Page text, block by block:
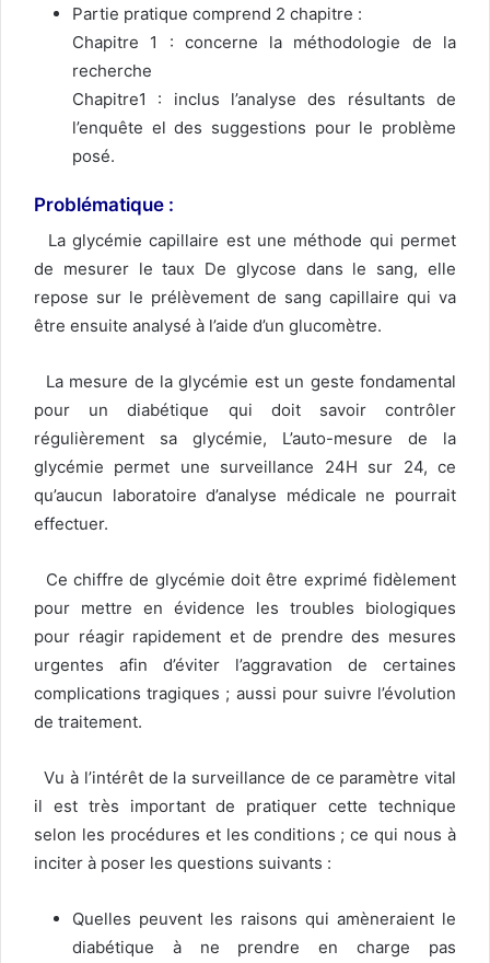
Partie pratique comprend 2 chapitre :
Chapitre 1 : concerne la méthodologie de la
recherche
Chapitre1 : inclus l’analyse des résultants de
l’enquête el des suggestions pour le problème
posé.
Problématique :
La glycémie capillaire est une méthode qui permet
de mesurer le taux De glycose dans le sang, elle
repose sur le prélèvement de sang capillaire qui va
être ensuite analysé à l’aide d’un glucomètre.
La mesure de la glycémie est un geste fondamental
pour un diabétique qui doit savoir contrôler
régulièrement sa glycémie, L’auto-mesure de la
glycémie permet une surveillance 24H sur 24, ce
qu’aucun laboratoire d’analyse médicale ne pourrait
effectuer.
Ce chiffre de glycémie doit être exprimé fidèlement
pour mettre en évidence les troubles biologiques
pour réagir rapidement et de prendre des mesures
urgentes afin d’éviter l’aggravation de certaines
complications tragiques ; aussi pour suivre l’évolution
de traitement.
Vu à l’intérêt de la surveillance de ce paramètre vital
il est très important de pratiquer cette technique
selon les procédures et les conditions ; ce qui nous à
inciter à poser les questions suivants :
Quelles peuvent les raisons qui amèneraient le
diabétique à ne prendre en charge pas